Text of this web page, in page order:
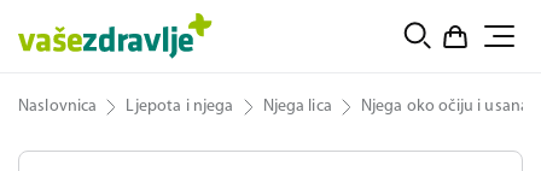
Naslovnica Ljepota i njega Njega lica Njega oko očiju i usana